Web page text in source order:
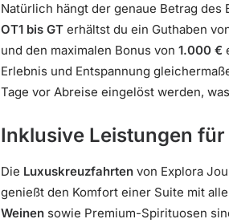
Natürlich hängt der genaue Betrag
OT1 bis GT erhältst du ein Guthaben
und den maximalen Bonus von 1.000 €
Erlebnis und Entspannung
Tage vor Abreise eingelöst werden,
Inklusive Leistungen
Die Luxuskreuzfahrten von Explora
genießt den Komfort einer Suite mit
Weinen sowie Premium-Spirituosen